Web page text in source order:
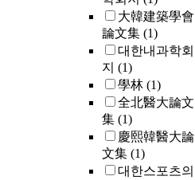
大韓建築學會
論文集 (1)
대한내과학회
지 (1)
學林 (1)
全北醫大論文
集 (1)
慶熙韓醫大論
文集 (1)
대한스포츠의